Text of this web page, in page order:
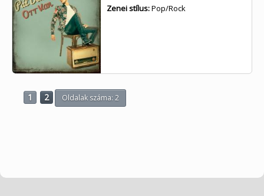
Zenei stílus:Pop/Rock
1 2 Oldalak száma: 2